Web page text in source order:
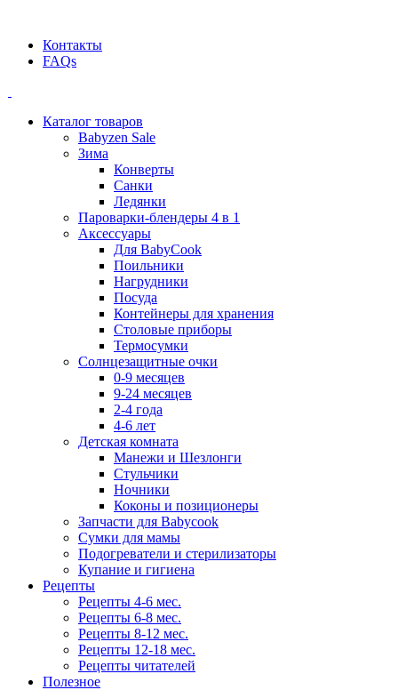
Контакты
FAQs
Каталог товаров
Babyzen Sale
Зима
Конверты
Санки
Ледянки
Пароварки-блендеры 4 в 1
Аксессуары
Для BabyCook
Поильники
Нагрудники
Посуда
Контейнеры для хранения
Столовые приборы
Термосумки
Солнцезащитные очки
0-9 месяцев
9-24 месяцев
2-4 года
4-6 лет
Детская комната
Манежи и Шезлонги
Стульчики
Ночники
Коконы и позиционеры
Запчасти для Babycook
Сумки для мамы
Подогреватели и стерилизаторы
Купание и гигиена
Рецепты
Рецепты 4-6 мес.
Рецепты 6-8 мес.
Рецепты 8-12 мес.
Рецепты 12-18 мес.
Рецепты читателей
Полезное